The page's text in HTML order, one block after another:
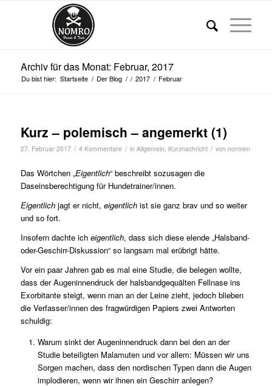
Archiv für das Monat: Februar, 2017
Du bist hier: Startseite / Der Blog / / 2017 / Februar
Kurz – polemisch – angemerkt (1)
27. Februar 2017 / 4 Kommentare / in Allgemein, Kurznachricht / von normen
Das Wörtchen „Eigentlich“ beschreibt sozusagen die
Daseinsberechtigung für Hundetrainer/innen.
Eigentlichjagt er nicht, eigentlichist sie ganz brav und so weiter
und so fort.
Insofern dachte ich eigentlich, dass sich diese elende „Halsband-
oder-Geschirr-Diskussion“ so langsam mal erübrigt hätte.
Vor ein paar Jahren gab es mal eine Studie, die belegen wollte,
dass der Augeninnendruck der halsbandgequälten Fellnase ins
Exorbitante steigt, wenn man an der Leine zieht, jedoch blieben
die Verfasser/innen des fragwürdigen Papiers zwei Antworten
schuldig:
Warum sinkt der Augeninnendruck dann bei den an der
Studie beteiligten Malamuten und vor allem: Müssen wir uns
Sorgen machen, dass den nordischen Typen dann die Augen
implodieren, wenn wir ihnen ein Geschirr anlegen?